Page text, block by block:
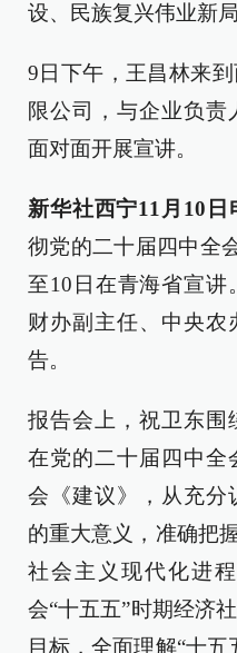
设、民族复兴伟业新局
9日下午，王昌林来
限公司，与企业负责
面对面开展宣讲。
新华社西宁11月10
彻党的二十届四中全
至10日在青海省宣讲
财办副主任、中央农
告。
报告会上，祝卫东围
在党的二十届四中全
会《建议》，从充分
的重大意义，准确把
社会主义现代化进
会“十五五”时期经济
目标，全面理解“十